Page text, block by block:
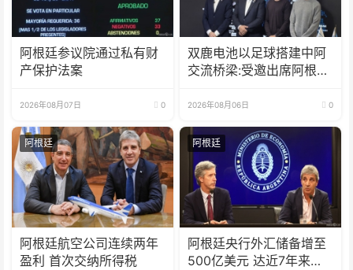
阿根廷参议院通过私有财
产保护法案
2026年08月07日 0
双鹿电池以足球搭建中阿
交流桥梁:受邀出席阿根廷
2026年08月06日 0
阿根廷
阿根廷航空公司连续两年
盈利 首次交纳所得税
阿根廷
阿根廷央行外汇储备增至
500亿美元 达近7年来最